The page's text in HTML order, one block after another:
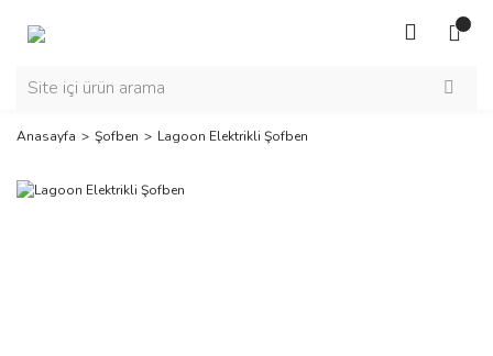
Anasayfa Şofben Lagoon Elektrikli Şofben